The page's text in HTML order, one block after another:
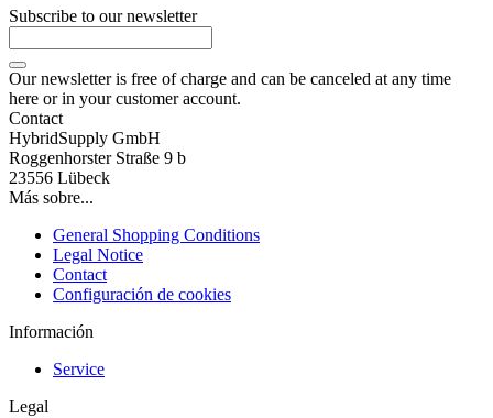
Subscribe to our newsletter
Our newsletter is free of charge and can be canceled at any time
here or in your customer account.
Contact
HybridSupply GmbH
Roggenhorster Straße 9 b
23556 Lübeck
Más sobre...
General Shopping Conditions
Legal Notice
Contact
Configuración de cookies
Información
Service
Legal